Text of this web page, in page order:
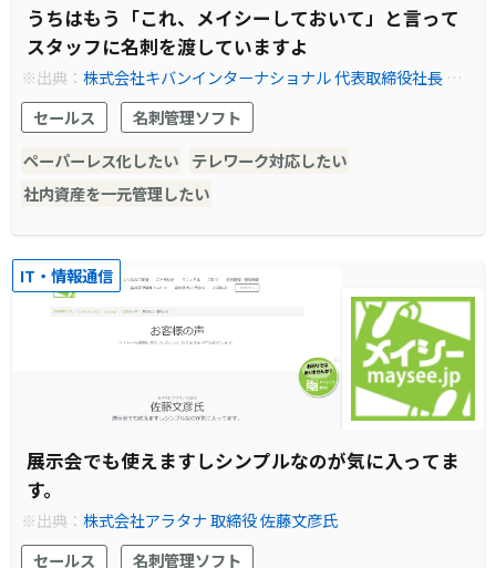
うちはもう「これ、メイシーしておいて」と言って
スタッフに名刺を渡していますよ
※出典：株式会社キバンインターナショナル 代表取締役社長 西
村正宏氏
セールス
名刺管理ソフト
ペーパーレス化したい
テレワーク対応したい
社内資産を一元管理したい
IT・情報通信
展示会でも使えますしシンプルなのが気に入ってま
す。
※出典：株式会社アラタナ 取締役 佐藤文彦氏
セールス
名刺管理ソフト